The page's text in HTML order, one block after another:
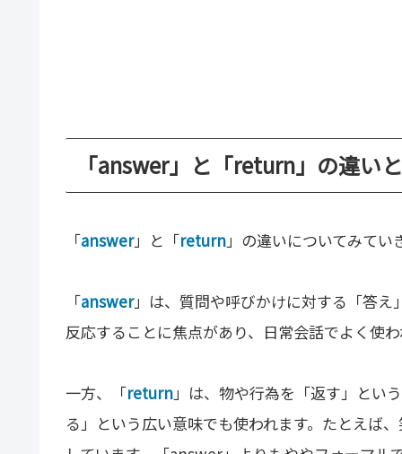
「answer」と「return」の違い
「answer」と「return」の違いについてみてい
「answer」は、質問や呼びかけに対する「答
反応することに焦点があり、日常会話でよく使
一方、「return」は、物や行為を「返す」とい
る」という広い意味でも使われます。たとえば